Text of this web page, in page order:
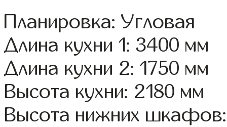
Планировка: Угловая
Длина кухни 1: 3400 мм
Длина кухни 2: 1750 мм
Высота кухни: 2180 мм
Высота нижних